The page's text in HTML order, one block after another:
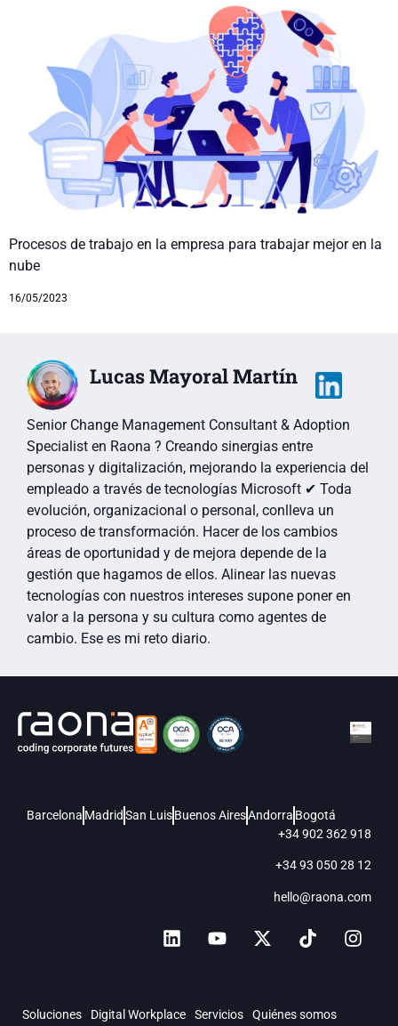
Procesos de trabajo en la empresa para trabajar mejor en la
nube
16/05/2023
Lucas Mayoral Martín
Senior Change Management Consultant & Adoption
Specialist en Raona ? Creando sinergias entre
personas y digitalización, mejorando la experiencia del
empleado a través de tecnologías Microsoft ✔ Toda
evolución, organizacional o personal, conlleva un
proceso de transformación. Hacer de los cambios
áreas de oportunidad y de mejora depende de la
gestión que hagamos de ellos. Alinear las nuevas
tecnologías con nuestros intereses supone poner en
valor a la persona y su cultura como agentes de
cambio. Ese es mi reto diario.
Barcelona MadridSan LuisBuenos AiresAndorra Bogotá
+34 902 362 918
+34 93 050 28 12
hello@raona.com
Soluciones Digital Workplace Servicios Quiénes somos